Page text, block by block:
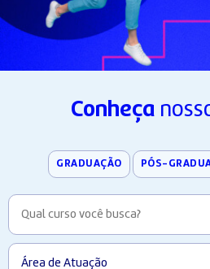
Conheça
GRADUAÇÃO PÓS-